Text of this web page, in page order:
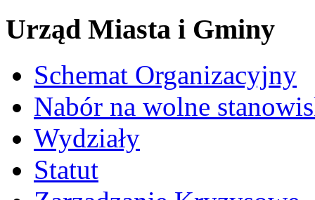
Urząd Miasta i Gminy
Schemat Organizacyjny
Nabór na wolne
Wydziały
Statut